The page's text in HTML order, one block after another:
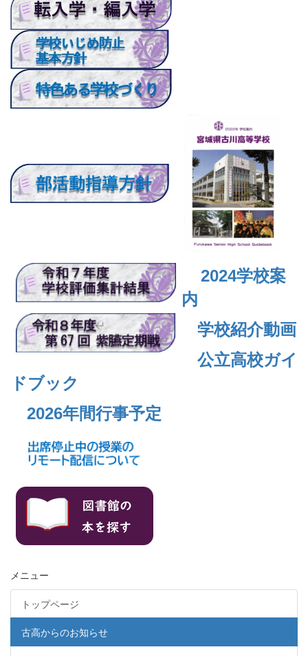
2024学校案
内
学校紹介動画
公立高校ガイ
ドブック
2026年間行事予定
メニュー
トップページ
古高からのお知らせ